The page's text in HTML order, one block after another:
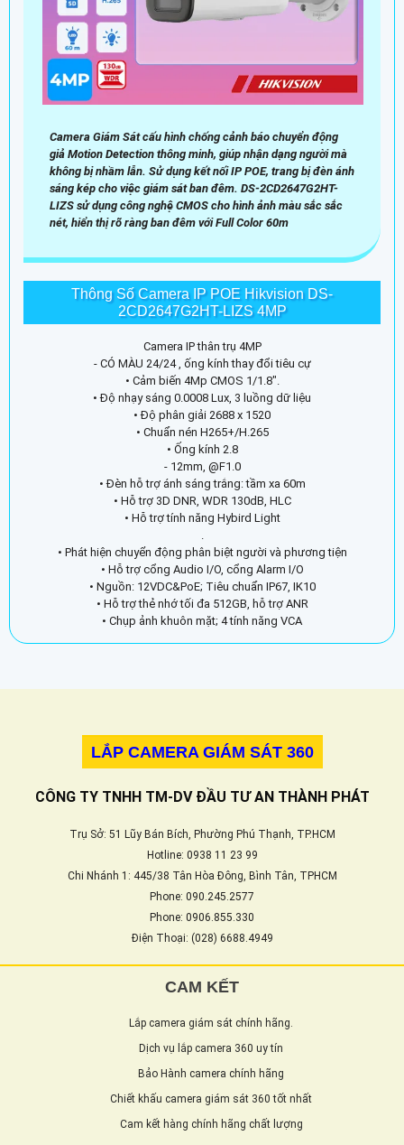
Camera Giám Sát cấu hình chống cảnh báo chuyển động
giả Motion Detection thông minh, giúp nhận dạng người mà
không bị nhầm lẫn. Sử dụng kết nối IP POE, trang bị đèn ánh
sáng kép cho việc giám sát ban đêm. DS-2CD2647G2HT-
LIZS sử dụng công nghệ CMOS cho hình ảnh màu sắc sắc
nét, hiển thị rõ ràng ban đêm với Full Color 60m
Thông Số Camera IP POE Hikvision DS-
2CD2647G2HT-LIZS 4MP
Camera IP thân trụ 4MP
- CÓ MÀU 24/24 , ống kính thay đổi tiêu cự
• Cảm biến 4Mp CMOS 1/1.8".
• Độ nhạy sáng 0.0008 Lux, 3 luồng dữ liệu
• Độ phân giải 2688 x 1520
• Chuẩn nén H265+/H.265
• Ống kính 2.8
- 12mm, @F1.0
• Đèn hỗ trợ ánh sáng trắng: tầm xa 60m
• Hỗ trợ 3D DNR, WDR 130dB, HLC
• Hỗ trợ tính năng Hybird Light
.
• Phát hiện chuyển động phân biệt người và phương tiện
• Hỗ trợ cổng Audio I/O, cổng Alarm I/O
• Nguồn: 12VDC&PoE; Tiêu chuẩn IP67, IK10
• Hỗ trợ thẻ nhớ tối đa 512GB, hỗ trợ ANR
• Chụp ảnh khuôn mặt; 4 tính năng VCA
LẮP CAMERA GIÁM SÁT 360
CÔNG TY TNHH TM-DV ĐẦU TƯ AN THÀNH PHÁT
Trụ Sở: 51 Lũy Bán Bích, Phường Phú Thạnh, TP.HCM
Hotline: 0938 11 23 99
Chi Nhánh 1: 445/38 Tân Hòa Đông, Bình Tân, TPHCM
Phone: 090.245.2577
Phone: 0906.855.330
Điện Thoại: (028) 6688.4949
CAM KẾT
Lắp camera giám sát chính hãng.
Dịch vụ lắp camera 360 uy tín
Bảo Hành camera chính hãng
Chiết khấu camera giám sát 360 tốt nhất
Cam kết hàng chính hãng chất lượng